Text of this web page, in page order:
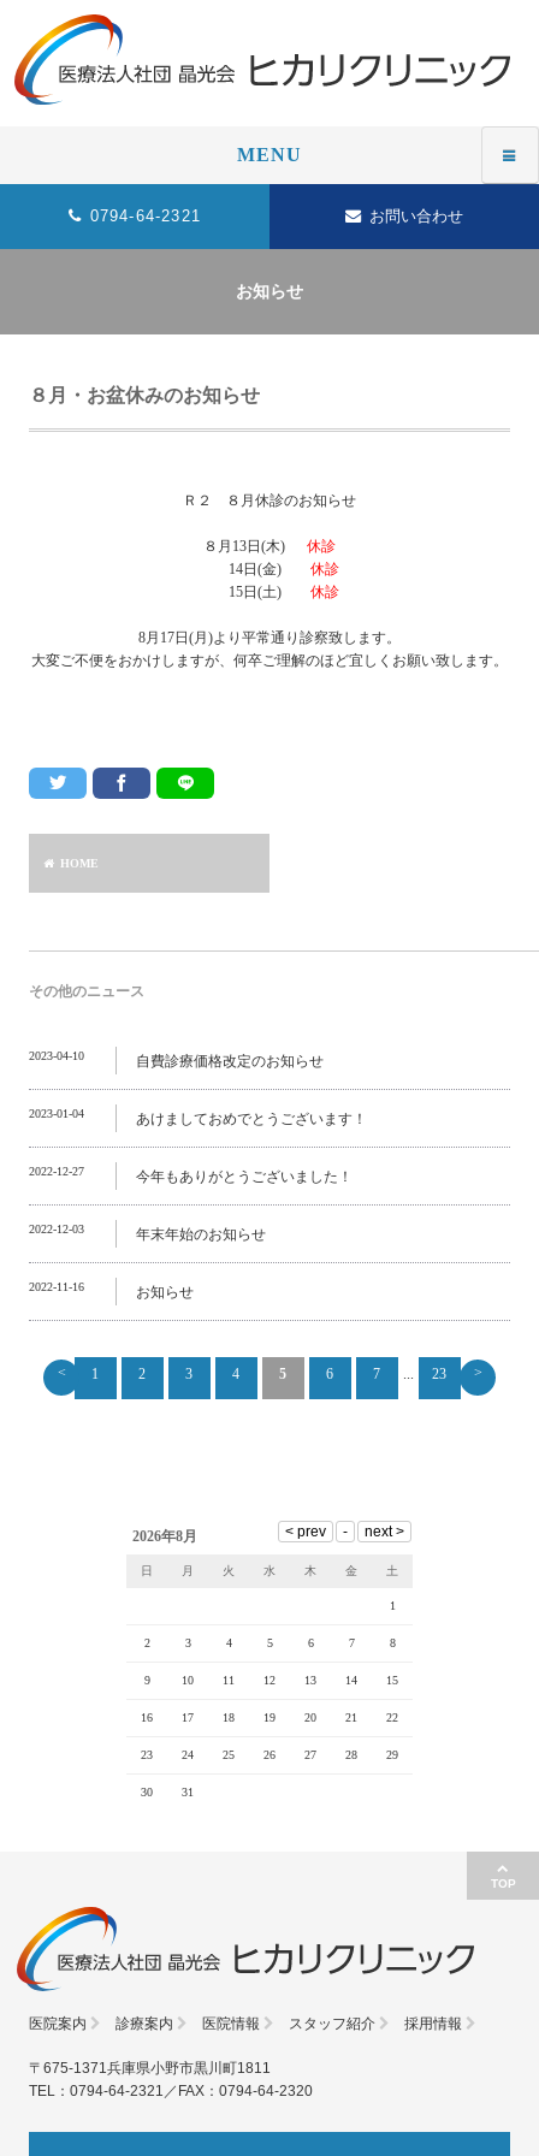
MENU
0794-64-2321 お問い合わせ
お知らせ
８月・お盆休みのお知らせ
Ｒ２ ８月休診のお知らせ
８月13日(木) 休診
14日(金) 休診
15日(土) 休診
8月17日(月)より平常通り診察致します。
大変ご不便をおかけしますが、何卒ご理解のほど宜しくお願い致します。
HOME
その他のニュース
2023-04-10 自費診療価格改定のお知らせ
2023-01-04 あけましておめでとうございます！
2022-12-27 今年もありがとうございました！
2022-12-03 年末年始のお知らせ
2022-11-16 お知らせ
< 1 2 3 4 5 6 7 ... 23 >
2026年8月
日 月 火 水 木 金 土
1
2 3 4 5 6 7 8
9 10 11 12 13 14 15
16 17 18 19 20 21 22
23 24 25 26 27 28 29
30 31
TOP
医院案内 診療案内 医院情報 スタッフ紹介 採用情報
〒675-1371兵庫県小野市黒川町1811
TEL：0794-64-2321／FAX：0794-64-2320